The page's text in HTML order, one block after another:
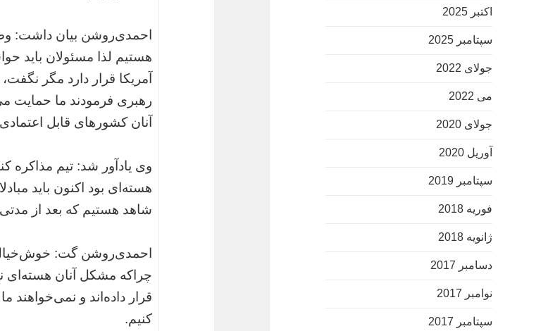
اکتبر 2025
سپتامبر 2025
جولای 2022
می 2022
جولای 2020
آوریل 2020
سپتامبر 2019
فوریه 2018
ژانویه 2018
دسامبر 2017
نوامبر 2017
سپتامبر 2017
احمدی‌روشن بیان داشت:
هستیم لذا مسئولان باید
آمریکا قرار دارد مگر
رهبری فرمودند ما حمایت
آنان کشورهای قابل
وی یادآور شد: تیم مذاکره
هسته‌ای بود اکنون باید
شاهد هستیم که بعد از مدتی دوباره 2 میلیارد دلار پول‌های
احمدی‌روشن گت: خوش‌خیال
چراکه مشکل آنان هسته‌ای
قرار داده‌اند و
کنیم.